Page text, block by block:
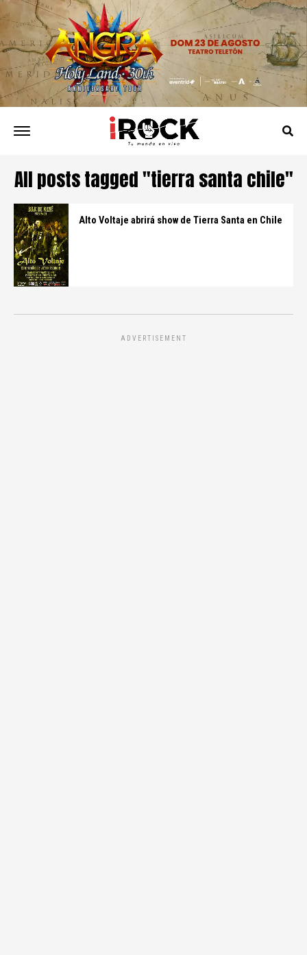
All posts tagged "tierra santa chile"
Alto Voltaje abrirá show de Tierra Santa en Chile
ADVERTISEMENT